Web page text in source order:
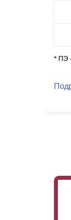
* ПЭ